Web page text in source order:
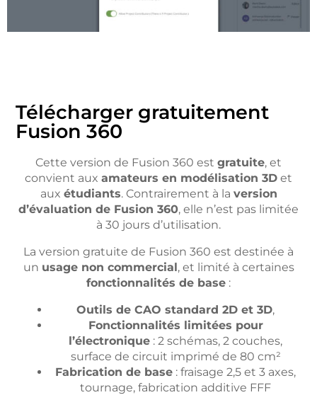
Télécharger gratuitement
Fusion 360
Cette version de Fusion 360 est gratuite, et
convient aux amateurs en modélisation 3D et
aux étudiants. Contrairement à la version
d’évaluation de Fusion 360, elle n’est pas limitée
à 30 jours d’utilisation.
La version gratuite de Fusion 360 est destinée à
un usage non commercial, et limité à certaines
fonctionnalités de base :
Outils de CAO standard 2D et 3D,
Fonctionnalités limitées pour
l’électronique : 2 schémas, 2 couches,
surface de circuit imprimé de 80 cm²
Fabrication de base : fraisage 2,5 et 3 axes,
tournage, fabrication additive FFF